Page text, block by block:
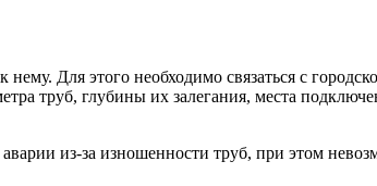
Для этого необходимо связаться с
труб, глубины их залегания, места
из-за изношенности труб, при этом